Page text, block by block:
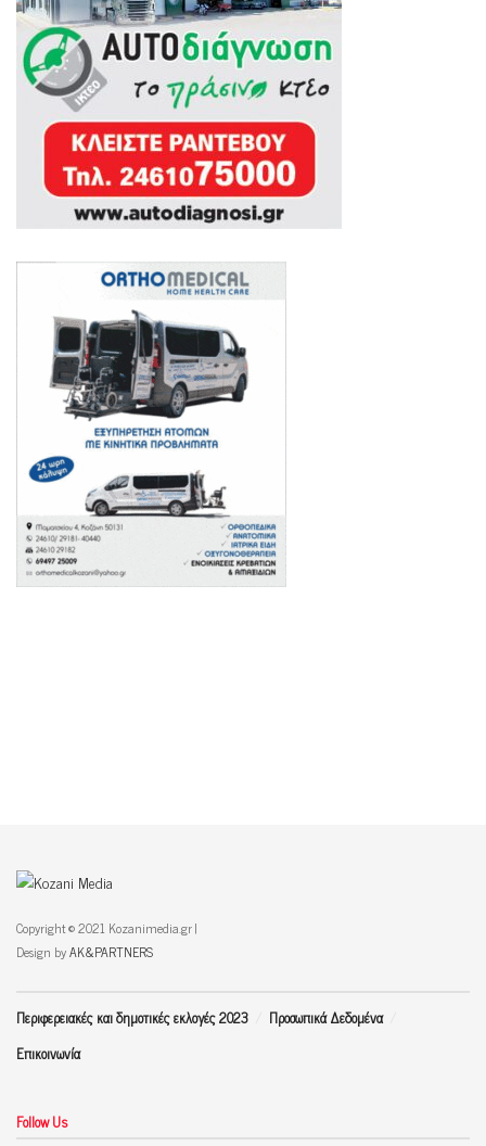
Copyright © 2021 Kozanimedia.gr |
Design byAK&PARTNERS
Περιφερειακές και δημοτικές εκλογές 2023
Προσωπικά Δεδομένα
Επικοινωνία
Follow Us